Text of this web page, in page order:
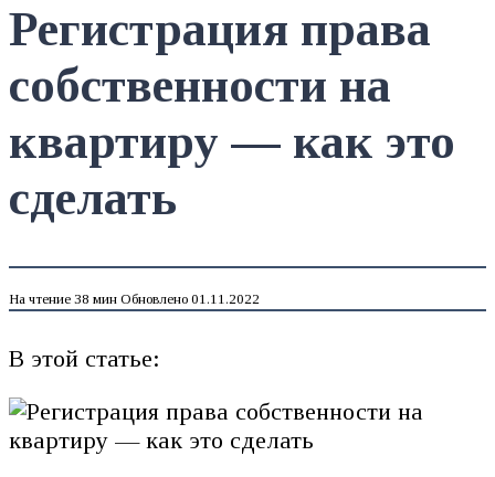
Регистрация права
собственности на
квартиру — как это
сделать
На чтение 38 мин Обновлено 01.11.2022
В этой статье: